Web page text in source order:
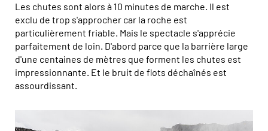
Les chutes sont alors à 10 minutes de marche. Il est
exclu de trop s'approcher car la roche est
particulièrement friable. Mais le spectacle s'apprécie
parfaitement de loin. D'abord parce que la barrière large
d'une centaines de mètres que forment les chutes est
impressionnante. Et le bruit de flots déchaînés est
assourdissant.